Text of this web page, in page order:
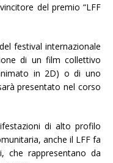
del premio “LFF
festival internazionale
di un film collettivo
in 2D) o di uno
presentato nel corso
di alto profilo
anche il LFF fa
che rappresentano da